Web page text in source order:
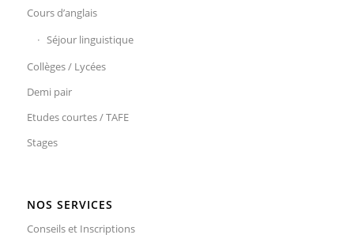
Cours d’anglais
Séjour linguistique
Collèges / Lycées
Demi pair
Etudes courtes / TAFE
Stages
NOS SERVICES
Conseils et Inscriptions